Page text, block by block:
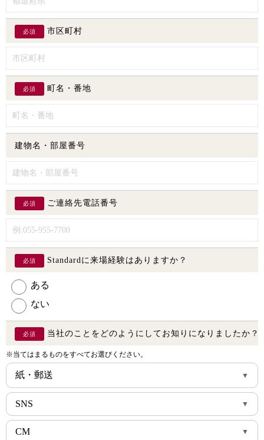
必須 市区町村
必須 町名・番地
建物名・部屋番号
必須 ご連絡先電話番号
必須 Standardに来場経験はありますか？
ある
ない
必須 当社のことをどのようにしてお知りになりましたか？
※当てはまるものをすべてお選びください。
紙・郵送
チラシ
DM
SNS
CM